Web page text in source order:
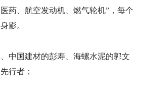
药、航空发动机、燃气轮机”，每个
影。
中国建材的彭寿、海螺水泥的郭文
行者；